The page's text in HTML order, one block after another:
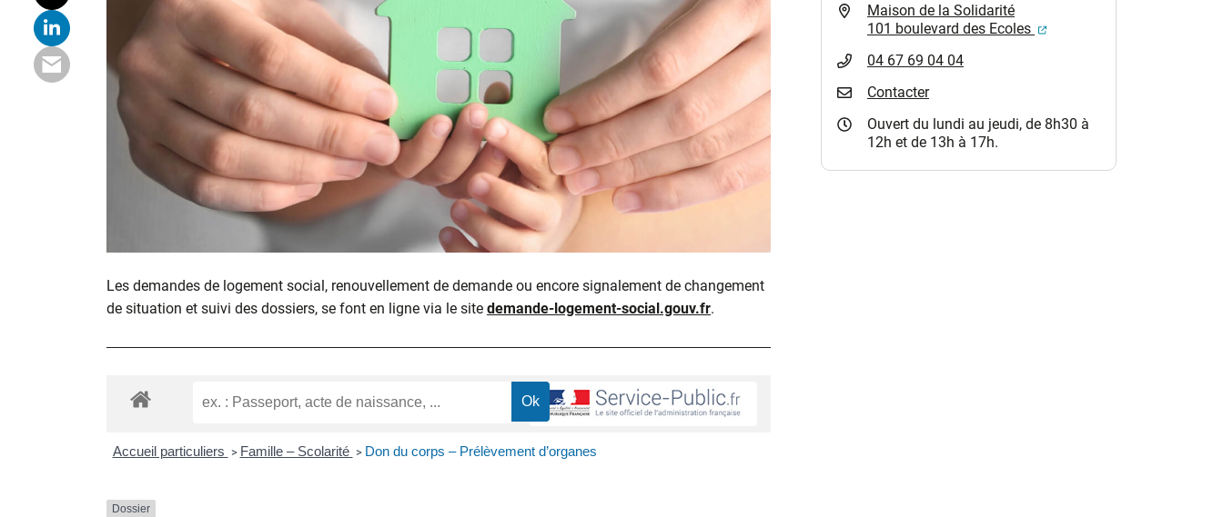
Les demandes de logement social, renouvellement de demande ou encore signalement de changement
de situation et suivi des dossiers, se font en ligne via le site demande-logement-social.gouv.fr.
Accueil particuliers > Famille – Scolarité > Don du corps – Prélèvement d’organes
Dossier
Maison de la Solidarité
101 boulevard des Ecoles
(ouverture dans un nouvel
04 67 69 04 04
Contacter
Ouvert du lundi au jeudi, de 8h30 à
12h et de 13h à 17h.